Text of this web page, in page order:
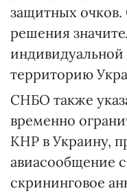
защитных
решения
территорию
СНБО также
временно
КНР в Украину,
авиасообщение
скрининговое